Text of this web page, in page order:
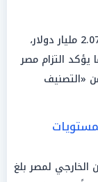
وتوزعت الأعباء بين «فوائد مدفوعة» بقيمة 2.078 مليار دولار،
دولار، مما يؤكد التزام مصر
«التصنيف
الخارجي لمصر بلغ